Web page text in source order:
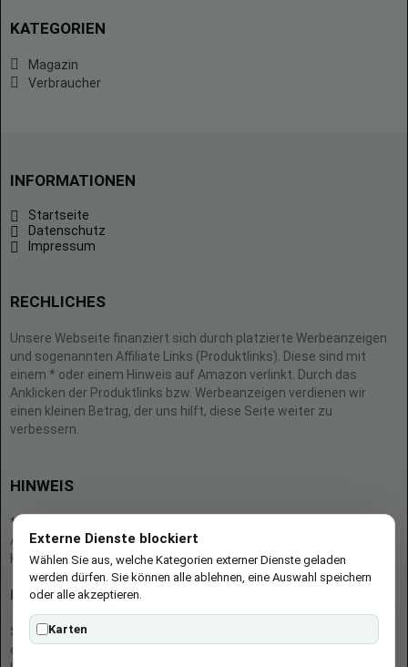
KATEGORIEN
Magazin
Verbraucher
INFORMATIONEN
Startseite
Datenschutz
Impressum
RECHLICHES
Unsere Webseite finanziert sich durch platzierte Werbeanzeigen
und sogenannten Affiliate Links (Produktlinks). Diese sind mit
einem * oder einem Hinweis auf Amazon verlinkt. Durch das
Anklicken der Produktlinks bzw. Werbeanzeigen verdienen wir
einen kleinen Betrag, der uns hilft, diese Seite weiter zu
verbessern.
HINWEIS
* = Afilliate-Link (=Werbung)
Als Amazon-Partner verdient der Seitenbetreiber an qualifizierten
Käufen.
Hinweis zu Preisen und Verfügbarkeiten
Sofern Produktpreise und Verfügbarkeiten angezeigt werden,
entsprechen diese dem angegebenen Stand (Datum/Uhrzeit) und
Externe Dienste blockiert
Wählen Sie aus, welche Kategorien externer Dienste geladen
werden dürfen. Sie können alle ablehnen, eine Auswahl speichern
oder alle akzeptieren.
Karten